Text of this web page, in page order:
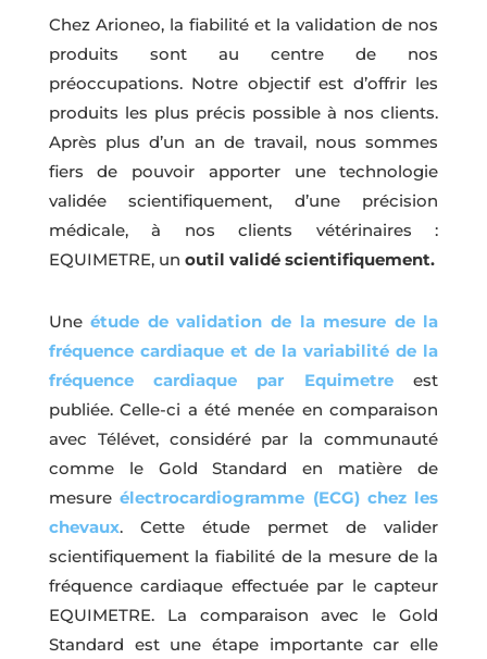
Chez Arioneo, la fiabilité et la validation de nos
produits sont au centre de nos
préoccupations. Notre objectif est d’offrir les
produits les plus précis possible à nos clients.
Après plus d’un an de travail, nous sommes
fiers de pouvoir apporter une technologie
validée scientifiquement, d’une précision
médicale, à nos clients vétérinaires :
EQUIMETRE, un outil validé scientifiquement.
Uneétude de validation de la mesure de la
fréquence cardiaque et de la variabilité de la
fréquence cardiaque par Equimetreest
publiée. Celle-ci a été menée en comparaison
avec Télévet, considéré par la communauté
comme le Gold Standard en matière de
mesureélectrocardiogramme (ECG) chez les
chevaux. Cette étude permet de valider
scientifiquement la fiabilité de la mesure de la
fréquence cardiaque effectuée par le capteur
EQUIMETRE. La comparaison avec le Gold
Standard est une étape importante car elle